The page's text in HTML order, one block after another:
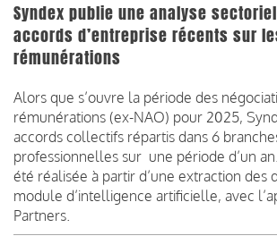
Syndex publie une analyse
accords d’entreprise récents sur
rémunérations
Alors que s’ouvre la période des
rémunérations (ex-NAO) pour 2025,
accords collectifs répartis dans 6
professionnelles sur une période d’un
été réalisée à partir d’une extraction des
module d’intelligence artificielle, avec
Partners.